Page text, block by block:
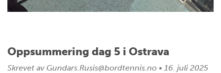
Oppsummering dag 5 i Ostrava
Skrevet av Gundars.Rusis@bordtennis.no • 16. juli 2025